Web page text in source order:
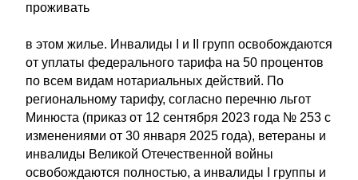
проживать
в этом жилье. Инвалиды I и II групп освобождаются
от уплаты федерального тарифа на 50 процентов
по всем видам нотариальных действий. По
региональному тарифу, согласно перечню льгот
Минюста (приказ от 12 сентября 2023 года № 253 с
изменениями от 30 января 2025 года), ветераны и
инвалиды Великой Отечественной войны
освобождаются полностью, а инвалиды I группы и